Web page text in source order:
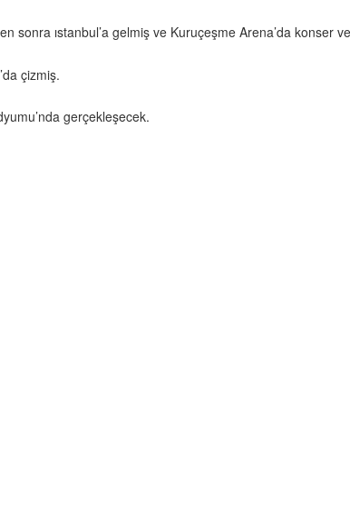
sonra ıstanbul’a gelmiş ve Kuruçeşme Arena’da konser
’da çizmiş.
gerçekleşecek.